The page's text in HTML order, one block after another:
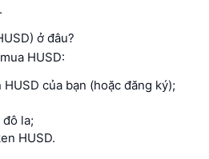
ở đâu?
HUSD:
HUSD của bạn (hoặc đăng ký);
la;
HUSD.